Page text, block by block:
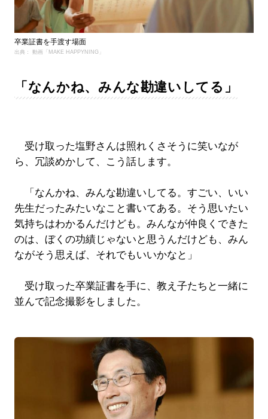
卒業証書を手渡す場面
出典： 動画「MAKE HAPPYNING」
「なんかね、みんな勘違いしてる」
受け取った塩野さんは照れくさそうに笑いなが
ら、冗談めかして、こう話します。
「なんかね、みんな勘違いしてる。すごい、いい
先生だったみたいなこと書いてある。そう思いたい
気持ちはわかるんだけども。みんなが仲良くできた
のは、ぼくの功績じゃないと思うんだけども、みん
ながそう思えば、それでもいいかなと」
受け取った卒業証書を手に、教え子たちと一緒に
並んで記念撮影をしました。